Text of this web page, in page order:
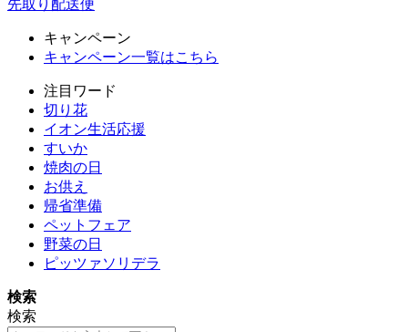
先取り配送便
キャンペーン
キャンペーン一覧はこちら
注目ワード
切り花
イオン生活応援
すいか
焼肉の日
お供え
帰省準備
ペットフェア
野菜の日
ピッツァソリデラ
検索
検索